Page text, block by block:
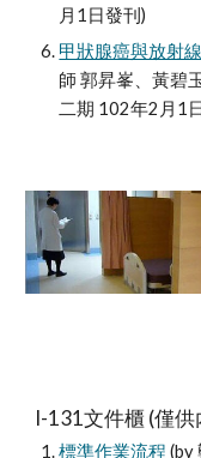
月1日發刊)
甲狀腺癌與放射
師 郭昇峯、黃碧
二期 102年2月1
I-131文件櫃 (僅
標準作業流程 (by